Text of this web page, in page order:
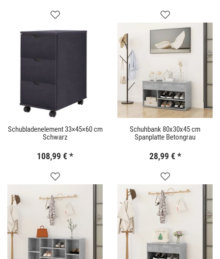
Schubladenelement 33×45×60 cm
Schwarz
108,99 €*
Schuhbank 80x30x45 cm
Spanplatte Betongrau
28,99 € *